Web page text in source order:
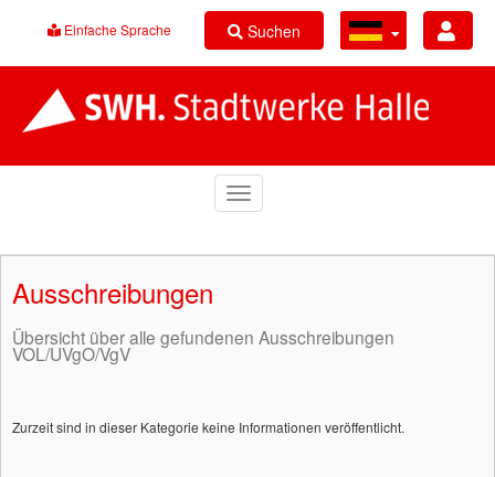
Einfache Sprache Suchen
Ausschreibungen
Übersicht über alle gefundenen Ausschreibungen
VOL/UVgO/VgV
Zurzeit sind in dieser Kategorie keine Informationen veröffentlicht.